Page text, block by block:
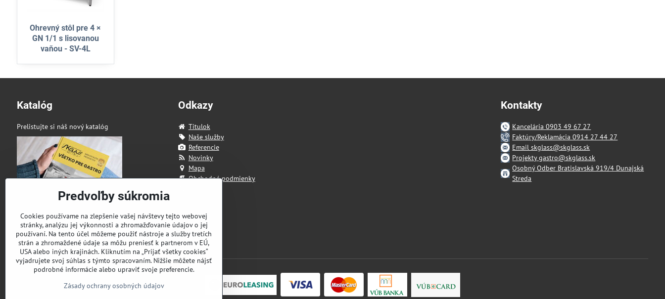
Ohrevný stôl pre 4 ×
GN 1/1 s lisovanou
vaňou - SV-4L
Katalóg
Prelistujte si náš nový katalóg
Odkazy
Titulok
Naše služby
Referencie
Novinky
Mapa
Obchodné podmienky
Kontakty
Kancelária 0903 49 67 27
Faktúry/Reklamácia 0914 27 44 27
Email skglass@skglass.sk
Projekty gastro@skglass.sk
Osobný Odber Bratislavská 919/4 Dunajská
Streda
Predvoľby súkromia
Cookies používame na zlepšenie vašej návštevy tejto webovej
stránky, analýzu jej výkonnosti a zhromažďovanie údajov o jej
používaní. Na tento účel môžeme použiť nástroje a služby tretích
strán a zhromaždené údaje sa môžu preniesť k partnerom v EÚ,
USA alebo iných krajinách. Kliknutím na „Prijať všetky cookies“
vyjadrujete svoj súhlas s týmto spracovaním. Nižšie môžete nájsť
podrobné informácie alebo upraviť svoje preferencie.
Zásady ochrany osobných údajov